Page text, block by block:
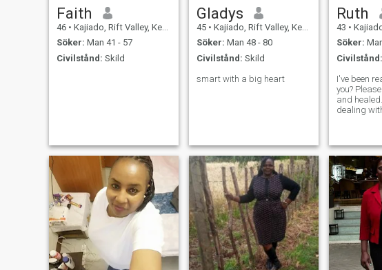
Faith
46 • Kajiado, Rift Valley, Kenya
Söker: Man 41 - 57
Civilstånd: Skild
Gladys
45 • Kajiado, Rift Valley, Kenya
Söker: Man 48 - 80
Civilstånd: Skild
smart with a big heart
Ruth
43 •
Söker:
Civilstånd:
I've been
you?
and
dealing
a man's